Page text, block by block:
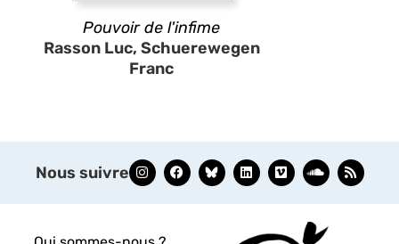
Pouvoir de l'infime
Rasson Luc, Schuerewegen
Franc
Nous suivre